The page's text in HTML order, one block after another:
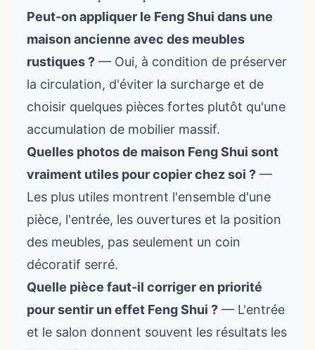
Peut-on appliquer le Feng Shui dans une
maison ancienne avec des meubles
rustiques ? — Oui, à condition de préserver
la circulation, d'éviter la surcharge et de
choisir quelques pièces fortes plutôt qu'une
accumulation de mobilier massif.
Quelles photos de maison Feng Shui sont
vraiment utiles pour copier chez soi ? —
Les plus utiles montrent l'ensemble d'une
pièce, l'entrée, les ouvertures et la position
des meubles, pas seulement un coin
décoratif serré.
Quelle pièce faut-il corriger en priorité
pour sentir un effet Feng Shui ? — L'entrée
et le salon donnent souvent les résultats les